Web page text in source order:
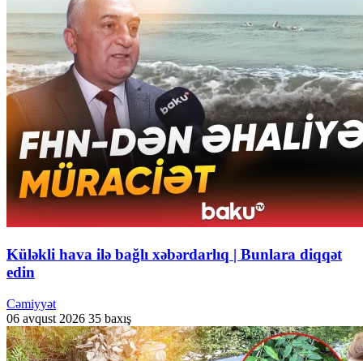
Küləkli hava ilə bağlı xəbərdarlıq | Bunlara diqqət
edin
Cəmiyyət
06 avqust 2026 35 baxış